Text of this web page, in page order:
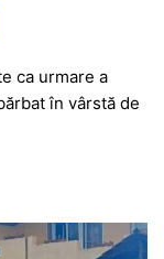
ca urmare a
în vârstă de